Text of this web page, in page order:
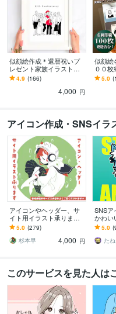
似顔絵作成＊還暦祝いプ
レゼント家族イラスト描
きます 新築祝い / 記念日
プレゼント /誕生日プレゼ
4.9 (166)
4,000 円
似顔
００枚
ます オ
ラスト
名刺
5.0
アイコン作成・SNSイラ
アイコンやヘッダー、サ
イト用イラスト承ります
SNS用やバナー用画像等
に！ゆるいイラストで個
性を出せます
5.0 (279)
杉本早
4,000 円
SNSア
かわい
ます ス
こかわ
成｜修
5.0
このサービスを見た人は